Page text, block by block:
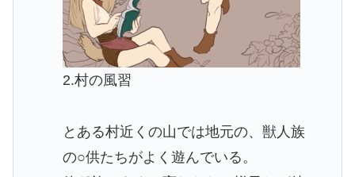
2.村の風習
とある村近くの山では地元の、獣人族
の○供たちがよく遊んでいる。